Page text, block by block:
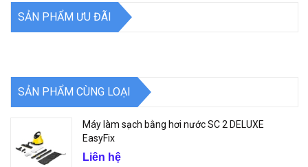
SẢN PHẨM ƯU ĐÃI
SẢN PHẨM CÙNG LOẠI
Máy làm sạch bằng hơi nước SC 2 DELUXE
EasyFix
Liên hệ